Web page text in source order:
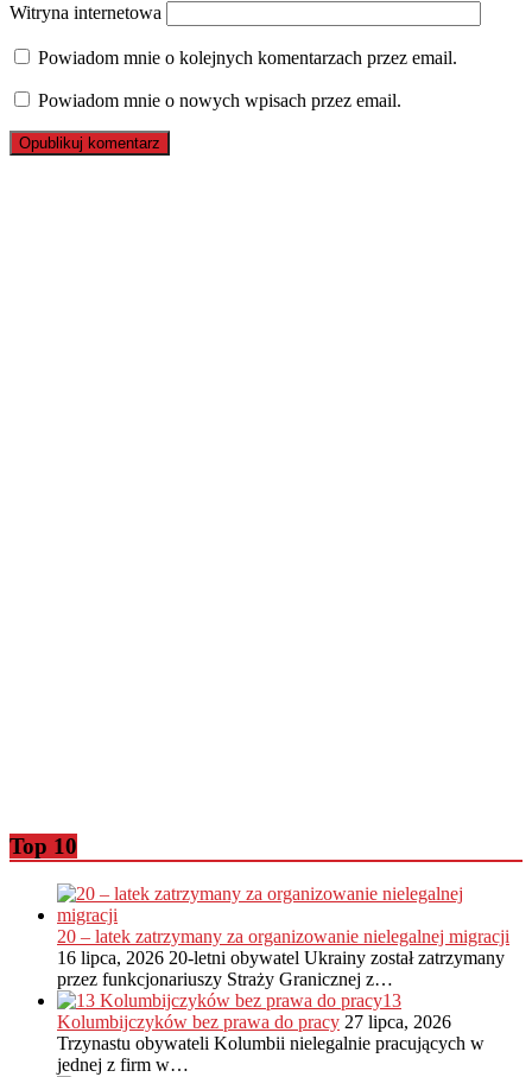
Witryna internetowa
Powiadom mnie o kolejnych komentarzach przez email.
Powiadom mnie o nowych wpisach przez email.
Top 10
20 – latek zatrzymany za organizowanie nielegalnej migracji
16 lipca, 2026 20-letni obywatel Ukrainy został zatrzymany
przez funkcjonariuszy Straży Granicznej z…
13
Kolumbijczyków bez prawa do pracy 27 lipca, 2026
Trzynastu obywateli Kolumbii nielegalnie pracujących w
jednej z firm w…